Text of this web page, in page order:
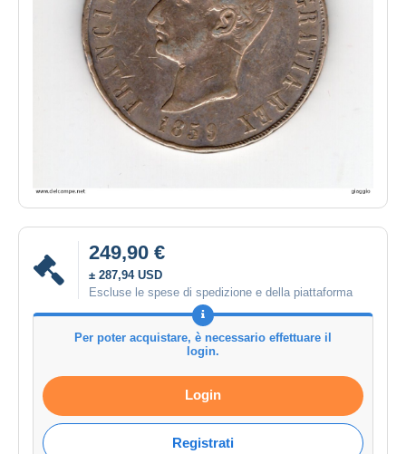
249,90 €
± 287,94 USD
Escluse le spese di spedizione e della piattaforma
Per poter acquistare, è necessario effettuare il
login.
Login
Registrati